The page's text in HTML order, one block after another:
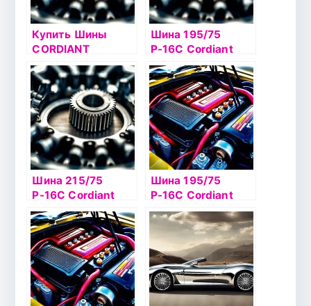
Купить Шины
CORDIANT
Business CW2
Шина 195/75
Р-16С Cordiant
Business CW-2
107/ шип
Шина 215/75
Р-16C Cordiant
Business CA-1
113/111
Шина 195/75
Р-16C Cordiant
Business CA-1
107/105